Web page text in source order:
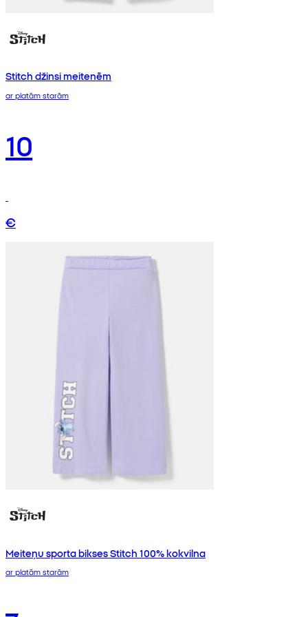
Stitch džinsi meitenēm
ar platām starām
10
€
Meiteņu sporta bikses Stitch 100% kokvilna
ar platām starām